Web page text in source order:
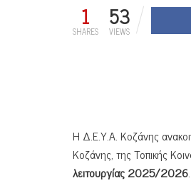
1
SHARES 53
VIEWS
Η Δ.Ε.Υ.Α. Κοζάνης
Κοζάνης, της Τοπικής
λειτουργίας 2025/2026.